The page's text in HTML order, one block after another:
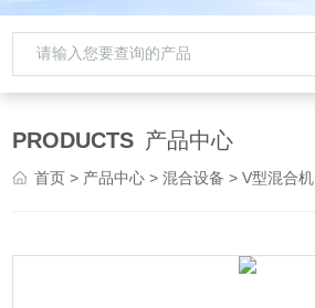
PRODUCTS 产品中心
首页 > 产品中心 >混合设备 >V型混合机